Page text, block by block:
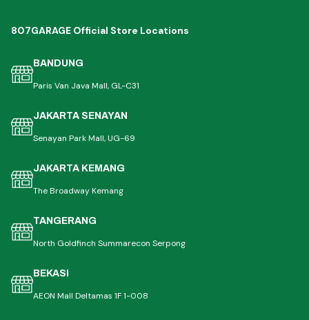
807GARAGE Official Store Locations
BANDUNG
Paris Van Java Mall, GL-C31
JAKARTA SENAYAN
Senayan Park Mall, UG-69
JAKARTA KEMANG
The Broadway Kemang
TANGERANG
North Goldfinch Summarecon Serpong
BEKASI
AEON Mall Deltamas 1F 1-008